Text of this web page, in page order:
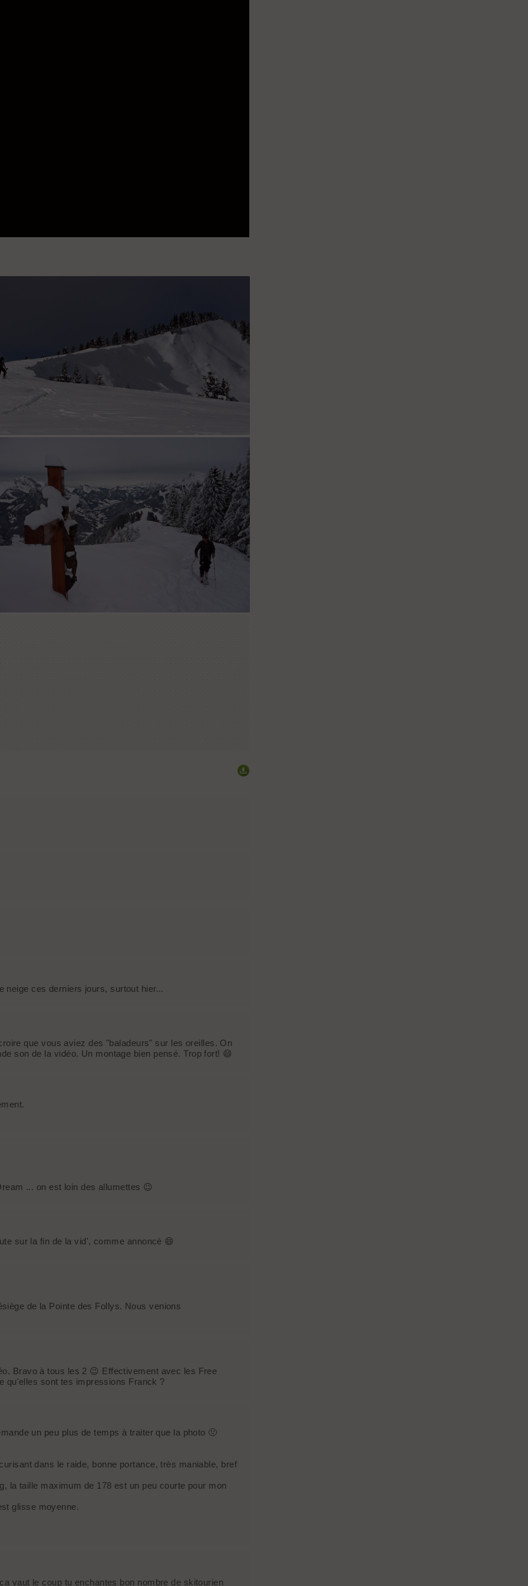
neige ces derniers jours, surtout hier...
que vous aviez des "baladeurs" sur les oreilles. On
son de la vidéo. Un montage bien pensé. Trop fort! 😄
... on est loin des allumettes 😉
sur la fin de la vid', comme annoncé 😄
de la Pointe des Follys. Nous venions
Bravo à tous les 2 😉 Effectivement avec les Free
qu'elles sont tes impressions Franck ?
un peu plus de temps à traiter que la photo 🤢
dans le raide, bonne portance, très maniable, bref
la taille maximum de 178 est un peu courte pour mon
glisse moyenne.
vaut le coup tu enchantes bon nombre de skitourien